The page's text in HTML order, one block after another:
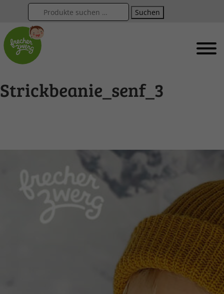
Suchen
Strickbeanie_senf_3